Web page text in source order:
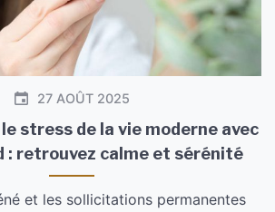
27 AOÛT 2025
stress de la vie moderne avec
: retrouvez calme et sérénité
et les sollicitations permanentes